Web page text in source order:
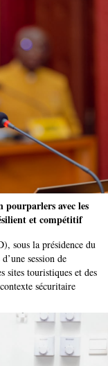
avec les
et compétitif
sous la présidence du
session de
sites touristiques et des
sécuritaire